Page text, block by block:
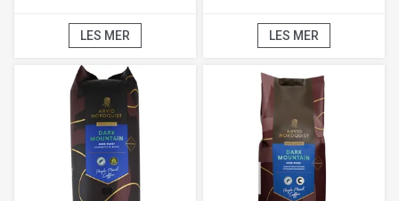
LES MER LES MER